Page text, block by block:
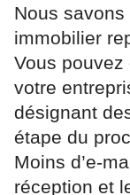
Nous
immobilier
Vous
votre
désignant
étape du
Moins d’e-
réception et